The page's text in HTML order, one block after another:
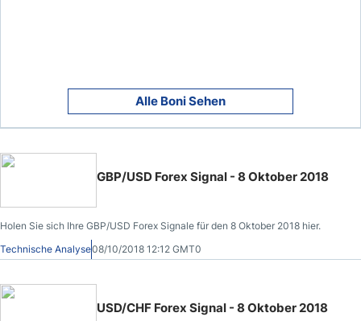
Alle Boni Sehen
GBP/USD Forex Signal - 8 Oktober 2018
Holen Sie sich Ihre GBP/USD Forex Signale für den 8 Oktober 2018 hier.
Technische Analyse08/10/2018 12:12 GMT0
USD/CHF Forex Signal - 8 Oktober 2018